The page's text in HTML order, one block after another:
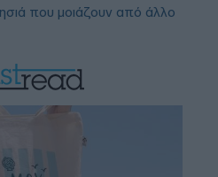
που μοιάζουν από άλλο